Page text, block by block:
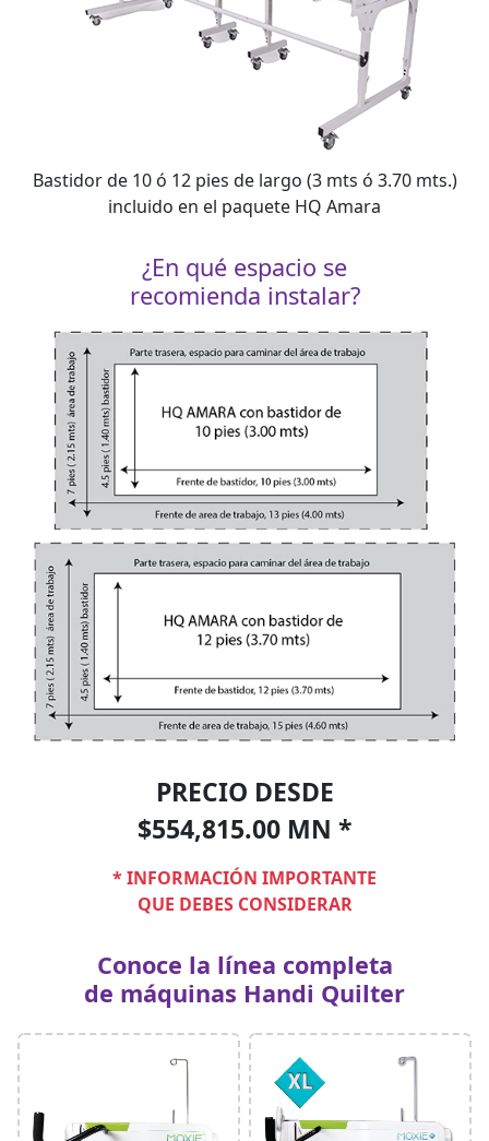
Bastidor de 10 ó 12 pies de largo (3 mts ó 3.70 mts.)
incluido en el paquete HQ Amara
¿En qué espacio se
recomienda instalar?
PRECIO DESDE
$554,815.00 MN *
* INFORMACIÓN IMPORTANTE
QUE DEBES CONSIDERAR
Conoce la línea completa
de máquinas Handi Quilter